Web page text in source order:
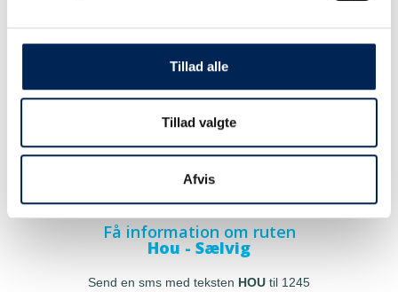
Tillad alle
Tillad valgte
Afvis
Få information om ruten
Hou - Sælvig
Send en sms med teksten HOU til 1245